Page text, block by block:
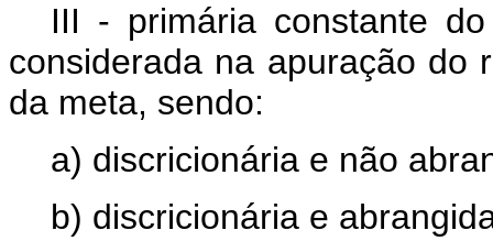
III - primária constante
considerada na apuração do
da meta, sendo:
a) discricionária e não
b) discricionária e